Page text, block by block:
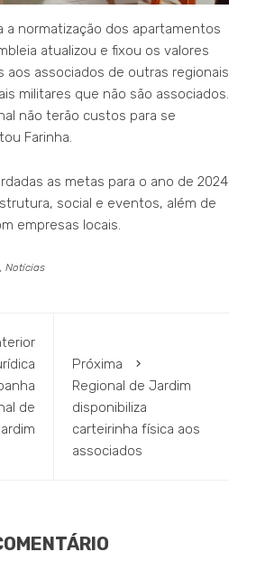
a normatização dos apartamentos
atualizou e fixou os valores
aos associados de outras regionais
militares que não são associados.
não terão custos para se
Farinha.
as metas para o ano de 2024
social e eventos, além de
empresas locais.
Notícias
de
Próxima
Regional de Jardim
disponibiliza
carteirinha física aos
associados